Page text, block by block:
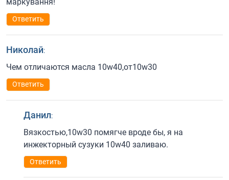
Ответить
Николай:
Чем отличаются масла 10w40,от10w30
Ответить
Данил:
Вязкостью,10w30 помягче вроде бы, я на
инжекторный сузуки 10w40 заливаю.
Ответить